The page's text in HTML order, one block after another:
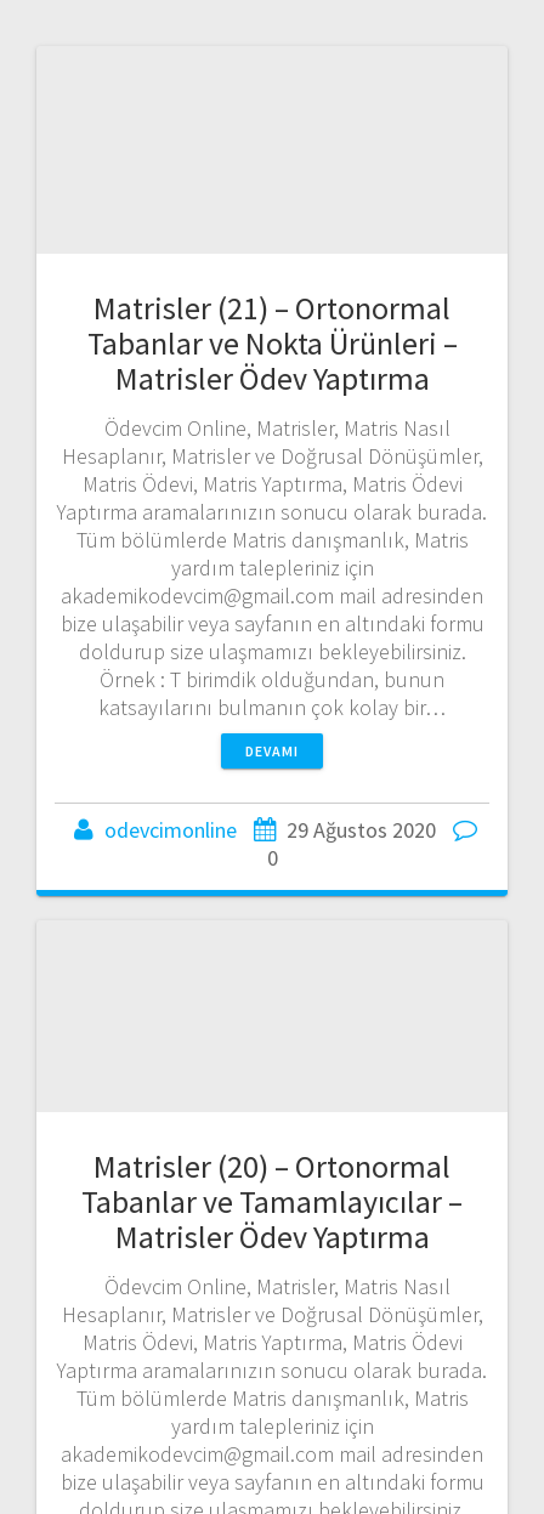
Hesaplanır, Matrisler ve Doğrusal Dönüşümler,
Matris Ödevi, Matris Yaptırma, Matris Ödevi
Yaptırma aramalarınızın sonucu olarak burada.
Tüm bölümlerde Matris danışmanlık, Matris
yardım talepleriniz için
akademikodevcim@gmail.com mail adresinden
bize ulaşabilir veya sayfanın en altındaki formu
doldurup size ulaşmamızı bekleyebilirsiniz.
Örnek : T birimdik olduğundan, bunun
katsayılarını bulmanın çok kolay bir…
DEVAMI
odevcimonline
29 Ağustos 2020
0
Ödevcim Online, Matrisler, Matris Nasıl
Hesaplanır, Matrisler ve Doğrusal Dönüşümler,
Matris Ödevi, Matris Yaptırma, Matris Ödevi
Yaptırma aramalarınızın sonucu olarak burada.
Tüm bölümlerde Matris danışmanlık, Matris
yardım talepleriniz için
akademikodevcim@gmail.com mail adresinden
bize ulaşabilir veya sayfanın en altındaki formu
doldurup size ulaşmamızı bekleyebilirsiniz.
Örnek : Matrisi köşegenleştirmeyi deneyelim;
M’nin özdeğerleri ile belirlenir det (M –…
DEVAMI